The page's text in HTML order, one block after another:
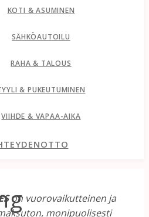
KOTI & ASUMINEN
SÄHKÖAUTOILU
RAHA & TALOUS
& PUKEUTUMINEN
VIIHDE & VAPAA-AIKA
on vuorovaikutteinen ja
monipuolisesti